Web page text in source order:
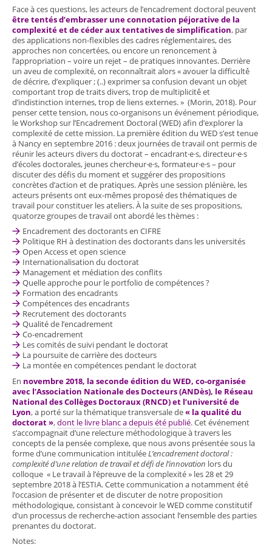
Face à ces questions, les acteurs de l’encadrement doctoral peuvent
être tentés d’embrasser une connotation péjorative de la
complexité et de céder aux tentatives de simplification, par
des applications non-flexibles des cadres réglementaires, des
approches non concertées, ou encore un renoncement à
l’appropriation – voire un rejet – de pratiques innovantes. Derrière
un aveu de complexité, on reconnaîtrait alors « avouer la difficulté́
de décrire, d’expliquer ; (..) exprimer sa confusion devant un objet
comportant trop de traits divers, trop de multiplicité́ et
d’indistinction internes, trop de liens externes. » (Morin, 2018). Pour
penser cette tension, nous co-organisons un événement périodique,
le Workshop sur l’Encadrement Doctoral (WED) afin d’explorer la
complexité de cette mission. La première édition du WED s’est tenue
à Nancy en septembre 2016 : deux journées de travail ont permis de
réunir les acteurs divers du doctorat – encadrant·e·s, directeur·e·s
d’écoles doctorales, jeunes chercheur·e·s, formateur·e·s – pour
discuter des défis du moment et suggérer des propositions
concrètes d’action et de pratiques. Après une session plénière, les
acteurs présents ont eux-mêmes proposé des thématiques de
travail pour constituer les ateliers. À la suite de ses propositions,
quatorze groupes de travail ont abordé les thèmes :
Encadrement des doctorants en CIFRE
Politique RH à destination des doctorants dans les universités
Open Access et open science
Internationalisation du doctorat
Management et médiation des conflits
Quelle approche pour le portfolio de compétences ?
Formation des encadrants
Compétences des encadrants
Recrutement des doctorants
Qualité de l’encadrement
Co-encadrement
Les comités de suivi pendant le doctorat
La poursuite de carrière des docteurs
La montée en compétences pendant le doctorat
En novembre 2018, la seconde édition du WED, co-organisée
avec l’Association Nationale des Docteurs (ANDès), le Réseau
National des Collèges Doctoraux (RNCD) et l’université de
Lyon, a porté sur la thématique transversale de« la qualité du
doctorat »,dont le livre blanc a depuis été publié. Cet événement
s’accompagnait d’une relecture méthodologique à travers les
concepts de la pensée complexe, que nous avons présentée sous la
forme d’une communication intituléeL’encadrement doctoral :
complexité d’une relation de travail et défi de l’innovation lors du
colloque « Le travail à l’épreuve de la complexité » les 28 et 29
septembre 2018 à l’ESTIA. Cette communication a notamment été
l’occasion de présenter et de discuter de notre proposition
méthodologique, consistant à concevoir le WED comme constitutif
d’un processus de recherche-action associant l’ensemble des parties
prenantes du doctorat.
Notes: